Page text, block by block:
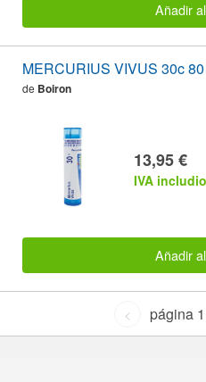
Añadir
MERCURIUS VIVUS 30c
de Boiron
13,95 €
IVA includio
Añadir
< página